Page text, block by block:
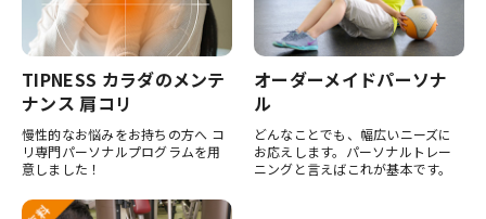
TIPNESS カラダのメンテ
ナンス 肩コリ
慢性的なお悩みをお持ちの方へ コ
リ専門パーソナルプログラムを用
意しました！
オーダーメイドパーソナ
ル
どんなことでも、幅広いニーズに
お応えします。パーソナルトレー
ニングと言えばこれが基本です。